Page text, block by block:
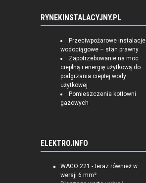
RYNEKINSTALACYJNY.PL
Przeciwpożarowe instalacje
wodociągowe – stan prawny
Zapotrzebowanie na moc
cieplną i energię użytkową do
podgrzania ciepłej wody
użytkowej
Pomieszczenia kotłowni
gazowych
ELEKTRO.INFO
WAGO 221 - teraz również w
wersji 6 mm²